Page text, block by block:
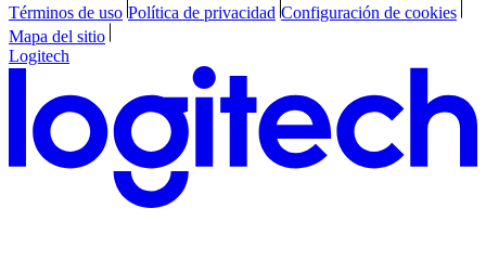
Términos de uso Política de privacidad Configuración de cookies
Mapa del sitio
Logitech